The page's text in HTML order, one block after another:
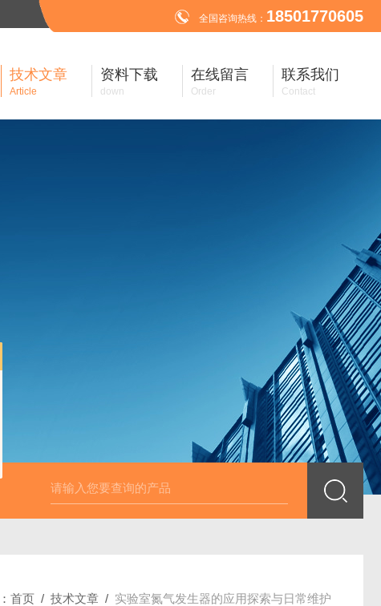
全国咨询热线： 18501770605
技术文章
Article
资料下载
down
在线留言
Order
联系我们
Contact
N-D氮吹仪氮气发生器 A型实验室静音洁净空气发生器大流量 A系列A型
首页 / 技术文章 / 实验室氮气发生器的应用探索与日常维护